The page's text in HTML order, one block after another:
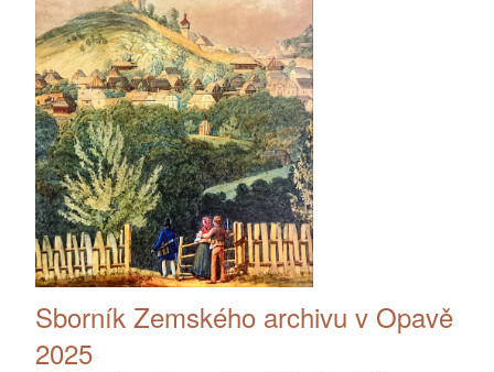
Sborník Zemského archivu v Opavě
2025